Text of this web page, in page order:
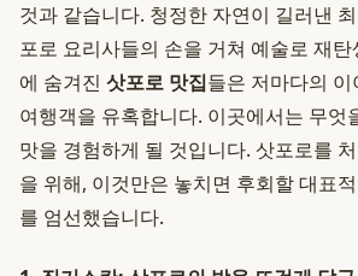
것과 같습니다. 청정한 자연이 길러낸
포로 요리사들의 손을 거쳐 예술로 재
에 숨겨진 삿포로 맛집들은 저마다의
여행객을 유혹합니다. 이곳에서는 무엇
맛을 경험하게 될 것입니다. 삿포로를
을 위해, 이것만은 놓치면 후회할 대표
를 엄선했습니다.